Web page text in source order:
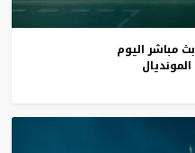
بث مباشر اليوم
المونديال